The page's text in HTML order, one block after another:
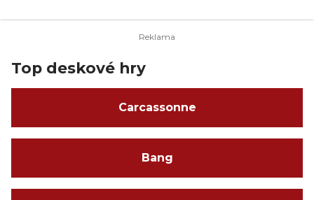
Top deskové hry
Carcassonne
Bang